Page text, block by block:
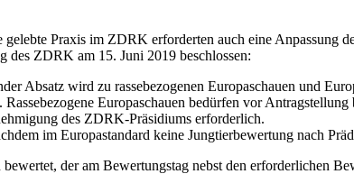
Praxis im ZDRK erforderten auch eine
des ZDRK am 15. Juni 2019 beschlossen:
Absatz wird zu rassebezogenen Europaschauen und
Rassebezogene Europaschauen bedürfen vor
des ZDRK-Präsidiums erforderlich.
im Europastandard keine Jungtierbewertung nach
bewertet, der am Bewertungstag nebst den erforderlichen